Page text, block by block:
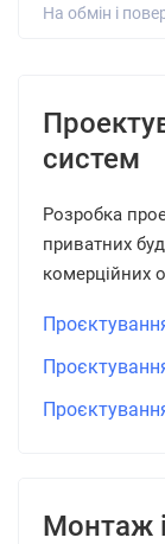
На обмін і
систем
Розробка
приватних
комерційних
Монтаж